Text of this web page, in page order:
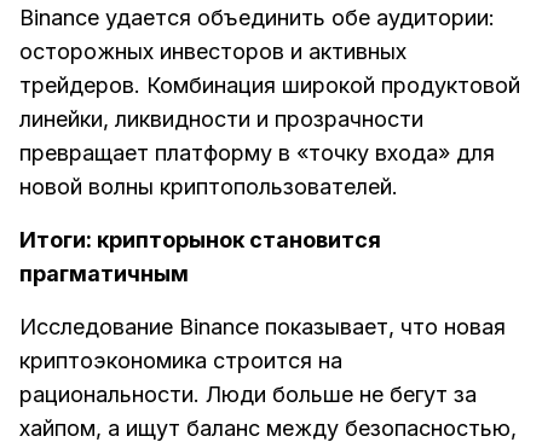
Binance удается объединить обе аудитории:
осторожных инвесторов и активных
трейдеров. Комбинация широкой продуктовой
линейки, ликвидности и прозрачности
превращает платформу в «точку входа» для
новой волны криптопользователей.
Итоги: крипторынок становится
прагматичным
Исследование Binance показывает, что новая
криптоэкономика строится на
рациональности. Люди больше не бегут за
хайпом, а ищут баланс между безопасностью,